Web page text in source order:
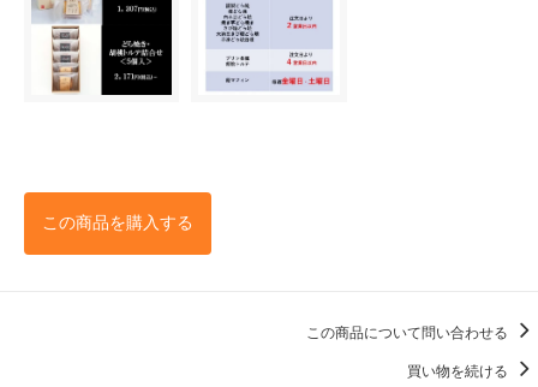
この商品を購入する
この商品について問い合わせる
買い物を続ける